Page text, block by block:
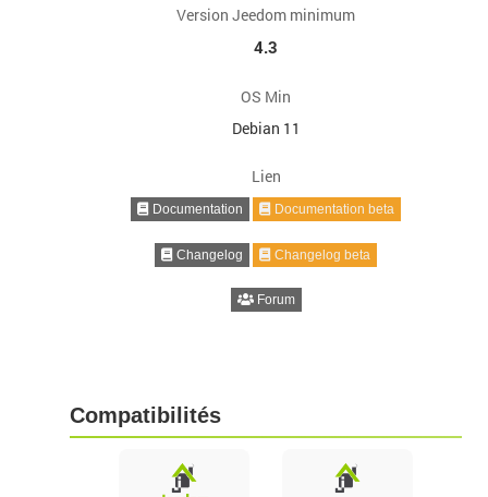
Version Jeedom minimum
4.3
OS Min
Debian 11
Lien
Documentation Documentation beta
Changelog Changelog beta
Forum
Compatibilités